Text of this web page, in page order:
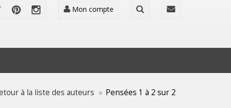
Mon compte
à la liste des auteurs Pensées 1 à 2 sur 2